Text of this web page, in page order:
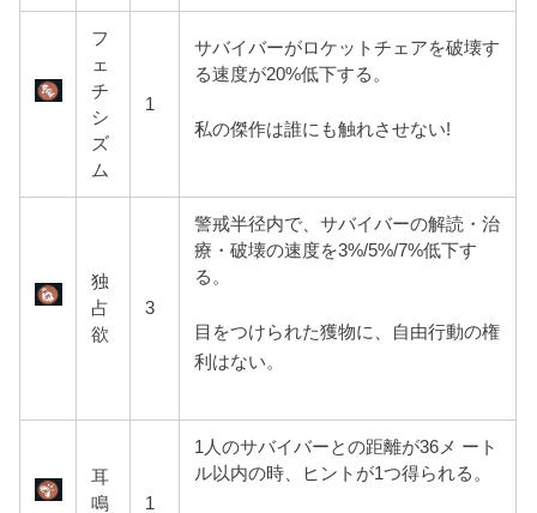
フ
ェ
チ
シ
ズ
ム
1
サバイバーがロケットチェアを破壊す
る速度が20%低下する。
私の傑作は誰にも触れさせない!
独
占
欲
3
警戒半径内で、サバイバーの解読・治
療・破壊の速度を3%/5%/7%低下す
る。
目をつけられた獲物に、自由行動の権
利はない。
耳
鳴
1
1人のサバイバーとの距離が36メ ート
ル以内の時、ヒントが1つ得られる。